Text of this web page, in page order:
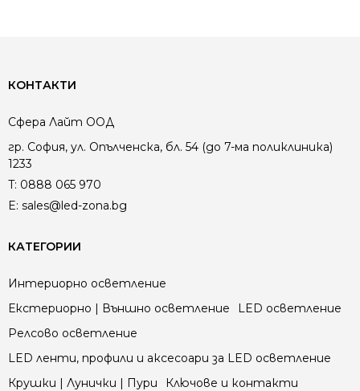
КОНТАКТИ
Сфера Лайт ООД
гр. София, ул. Опълченска, бл. 54 (до 7-ма поликлиника)
1233
T: 0888 065 970
E: sales@led-zona.bg
КАТЕГОРИИ
Интериорно осветление
Екстериорно | Външно осветление
LED осветление
Релсово осветление
LED ленти, профили и аксесоари за LED осветление
Крушки | Лунички | Пури
Ключове и контакти